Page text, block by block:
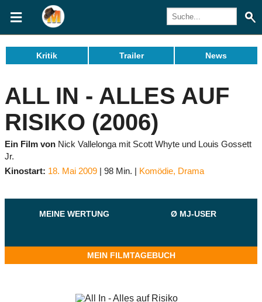
Kritik Trailer News
ALL IN - ALLES AUF
RISIKO (2006)
Ein Film von Nick Vallelonga mit Scott Whyte und Louis Gossett
Jr.
Kinostart: 18. Mai 2009 98 Min. Komödie, Drama
MEINE WERTUNG Ø MJ-USER
MEIN FILMTAGEBUCH